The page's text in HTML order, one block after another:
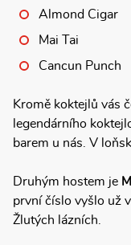
Almond Cigar
Mai Tai
Cancun Punch
Kromě koktejlů vás
legendárního
barem u nás. V
Druhým hostem je
první číslo vyšlo už
Žlutých lázních.